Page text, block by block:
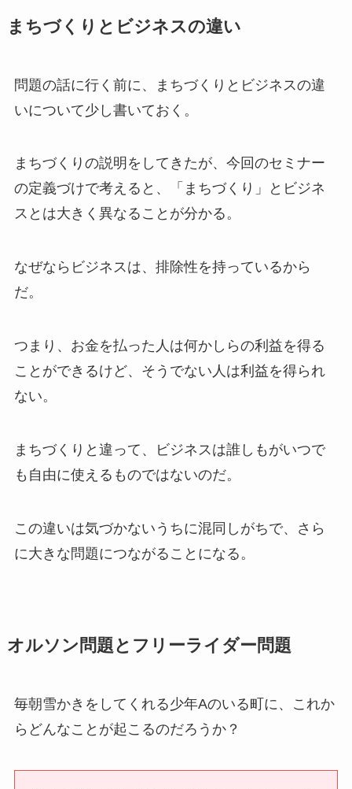
まちづくりとビジネスの違い
問題の話に行く前に、まちづくりとビジネスの違
いについて少し書いておく。
まちづくりの説明をしてきたが、今回のセミナー
の定義づけで考えると、「まちづくり」とビジネ
スとは大きく異なることが分かる。
なぜならビジネスは、排除性を持っているから
だ。
つまり、お金を払った人は何かしらの利益を得る
ことができるけど、そうでない人は利益を得られ
ない。
まちづくりと違って、ビジネスは誰しもがいつで
も自由に使えるものではないのだ。
この違いは気づかないうちに混同しがちで、さら
に大きな問題につながることになる。
オルソン問題とフリーライダー問題
毎朝雪かきをしてくれる少年Aのいる町に、これか
らどんなことが起こるのだろうか？